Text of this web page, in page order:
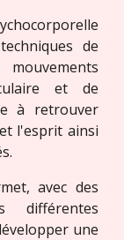
de
et de
à retrouver
l'esprit ainsi
avec des
différentes
une